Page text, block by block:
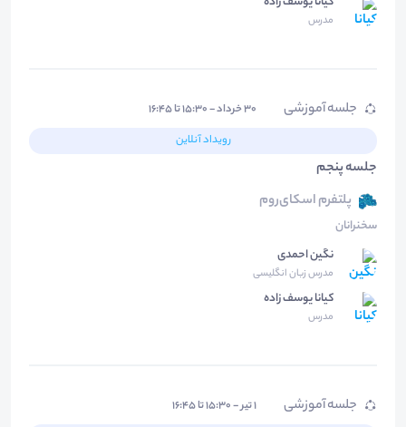
مدرس
جلسه آموزشی
۳۰ خرداد - ۱۵:۳۰ تا ۱۶:۴۵
رویداد آنلاین
جلسه پنجم
پلتفرم اسکای‌روم
سخنرانان
نگین احمدی
مدرس زبان انگلیسی
کیانا یوسف زاده
مدرس
جلسه آموزشی
۱ تیر - ۱۵:۳۰ تا ۱۶:۴۵